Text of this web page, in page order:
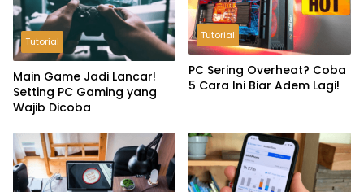
Tutorial
Main Game Jadi Lancar!
Setting PC Gaming yang
Wajib Dicoba
Tutorial
PC Sering Overheat? Coba
5 Cara Ini Biar Adem Lagi!